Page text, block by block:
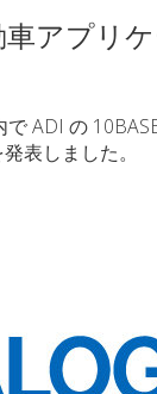
アプリ
ADI の
表しました。